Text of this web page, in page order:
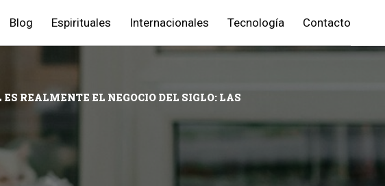
Blog Espirituales Internacionales Tecnología Contacto
REALMENTE EL NEGOCIO DEL SIGLO: LAS